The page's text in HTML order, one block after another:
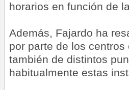
horarios en función de
Además, Fajardo ha
por parte de los
también de distintos
habitualmente estas